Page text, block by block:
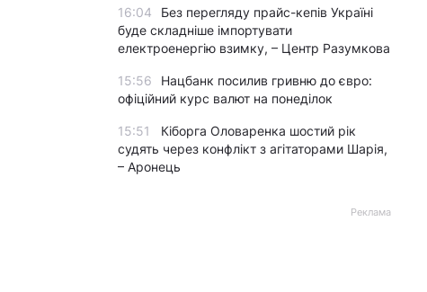
16:04
Без перегляду прайс-кепів Україні
буде складніше імпортувати
електроенергію взимку, – Центр Разумкова
15:56
Нацбанк посилив гривню до євро:
офіційний курс валют на понеділок
15:51
Кіборга Оловаренка шостий рік
судять через конфлікт з агітаторами Шарія,
– Аронець
Реклама